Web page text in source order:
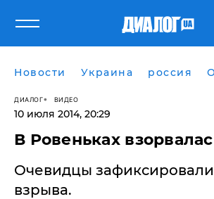
Новости Украина россия
ДИАЛОГ ВИДЕО
10 июля 2014, 20:29
В Ровеньках
Очевидцы
взрыва.